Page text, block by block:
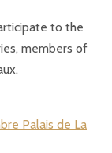
to the
members of